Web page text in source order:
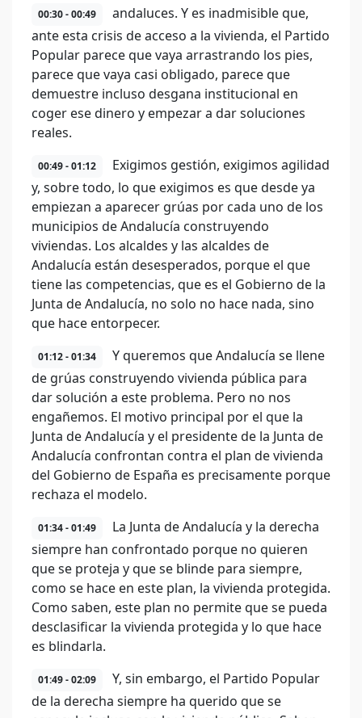
00:30 - 00:49
andaluces. Y es inadmisible que,
ante esta crisis de acceso a la vivienda, el Partido
Popular parece que vaya arrastrando los pies,
parece que vaya casi obligado, parece que
demuestre incluso desgana institucional en
coger ese dinero y empezar a dar soluciones
reales.
00:49 - 01:12
Exigimos gestión, exigimos agilidad
y, sobre todo, lo que exigimos es que desde ya
empiezan a aparecer grúas por cada uno de los
municipios de Andalucía construyendo
viviendas. Los alcaldes y las alcaldes de
Andalucía están desesperados, porque el que
tiene las competencias, que es el Gobierno de la
Junta de Andalucía, no solo no hace nada, sino
que hace entorpecer.
01:12 - 01:34
Y queremos que Andalucía se llene
de grúas construyendo vivienda pública para
dar solución a este problema. Pero no nos
engañemos. El motivo principal por el que la
Junta de Andalucía y el presidente de la Junta de
Andalucía confrontan contra el plan de vivienda
del Gobierno de España es precisamente porque
rechaza el modelo.
01:34 - 01:49
La Junta de Andalucía y la derecha
siempre han confrontado porque no quieren
que se proteja y que se blinde para siempre,
como se hace en este plan, la vivienda protegida.
Como saben, este plan no permite que se pueda
desclasificar la vivienda protegida y lo que hace
es blindarla.
01:49 - 02:09
Y, sin embargo, el Partido Popular
de la derecha siempre ha querido que se